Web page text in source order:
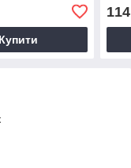
Купити
114